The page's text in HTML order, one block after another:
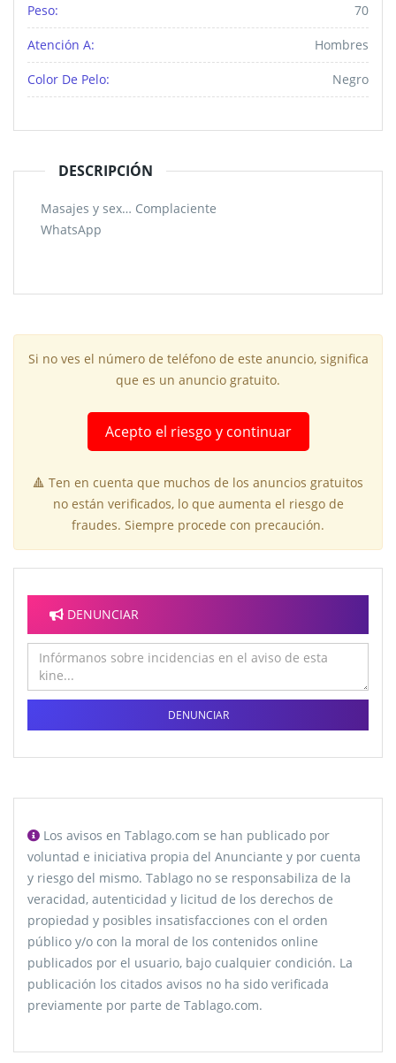
Peso: 70
Atención A: Hombres
Color De Pelo: Negro
DESCRIPCIÓN
Masajes y sex… Complaciente
WhatsApp
Si no ves el número de teléfono de este anuncio, significa
que es un anuncio gratuito.
Acepto el riesgo y continuar
🔺 Ten en cuenta que muchos de los anuncios gratuitos
no están verificados, lo que aumenta el riesgo de
fraudes. Siempre procede con precaución.
DENUNCIAR
DENUNCIAR
Los avisos en Tablago.com se han publicado por
voluntad e iniciativa propia del Anunciante y por cuenta
y riesgo del mismo. Tablago no se responsabiliza de la
veracidad, autenticidad y licitud de los derechos de
propiedad y posibles insatisfacciones con el orden
público y/o con la moral de los contenidos online
publicados por el usuario, bajo cualquier condición. La
publicación los citados avisos no ha sido verificada
previamente por parte de Tablago.com.